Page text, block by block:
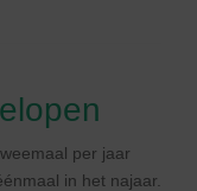
per jaar
in het najaar.